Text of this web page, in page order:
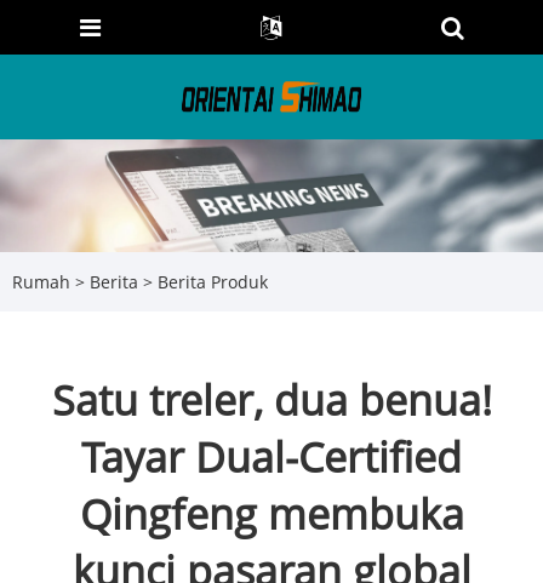
Rumah > Berita > Berita Produk
Satu treler, dua benua!
Tayar Dual-Certified
Qingfeng membuka
kunci pasaran global